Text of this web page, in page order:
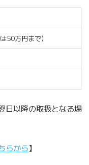
50万円まで）
日以降の取扱となる場
らから】